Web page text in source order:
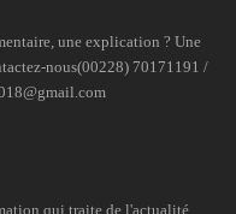
une explication ? Une
nous(00228) 70171191 /
qui traite de l'actualité